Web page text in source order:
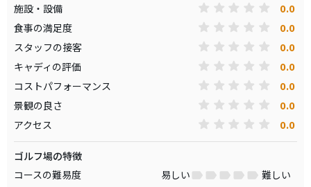
施設・設備 0.0
食事の満足度 0.0
スタッフの接客 0.0
キャディの評価 0.0
コストパフォーマンス 0.0
景観の良さ 0.0
アクセス 0.0
ゴルフ場の特徴
コースの難易度
易しい
難しい